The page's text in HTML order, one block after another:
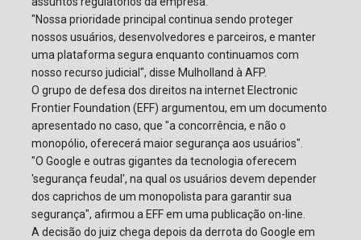
"Nossa prioridade principal continua sendo proteger
nossos usuários, desenvolvedores e parceiros, e manter
uma plataforma segura enquanto continuamos com
nosso recurso judicial", disse Mulholland à AFP.
O grupo de defesa dos direitos na internet Electronic
Frontier Foundation (EFF) argumentou, em um documento
apresentado no caso, que "a concorrência, e não o
monopólio, oferecerá maior segurança aos usuários".
"O Google e outras gigantes da tecnologia oferecem
'segurança feudal', na qual os usuários devem depender
dos caprichos de um monopolista para garantir sua
segurança", afirmou a EFF em uma publicação on-line.
A decisão do juiz chega depois da derrota do Google em